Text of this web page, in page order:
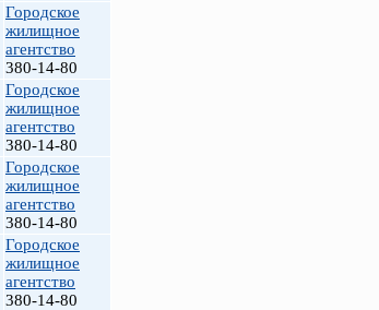
Городское
жилищное
агентство
380-14-80
Городское
жилищное
агентство
380-14-80
Городское
жилищное
агентство
380-14-80
Городское
жилищное
агентство
380-14-80